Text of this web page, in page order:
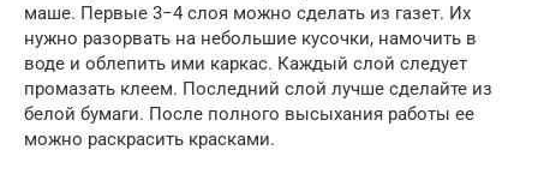
маше. Первые 3−4 слоя можно сделать из газет. Их
нужно разорвать на небольшие кусочки, намочить в
воде и облепить ими каркас. Каждый слой следует
промазать клеем. Последний слой лучше сделайте из
белой бумаги. После полного высыхания работы ее
можно раскрасить красками.